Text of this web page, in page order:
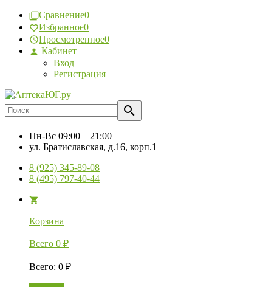
Сравнение0
Избранное0
Просмотренное0
Кабинет
Вход
Регистрация
Пн-Вс 09:00—21:00
ул. Братиславская, д.16, корп.1
8 (925) 345-89-08
8 (495) 797-40-44
Корзина
Всего 0 ₽
Всего: 0 ₽